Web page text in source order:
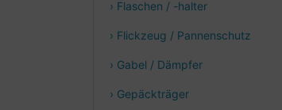
› Flaschen / -halter
› Flickzeug / Pannenschutz
› Gabel / Dämpfer
› Gepäckträger